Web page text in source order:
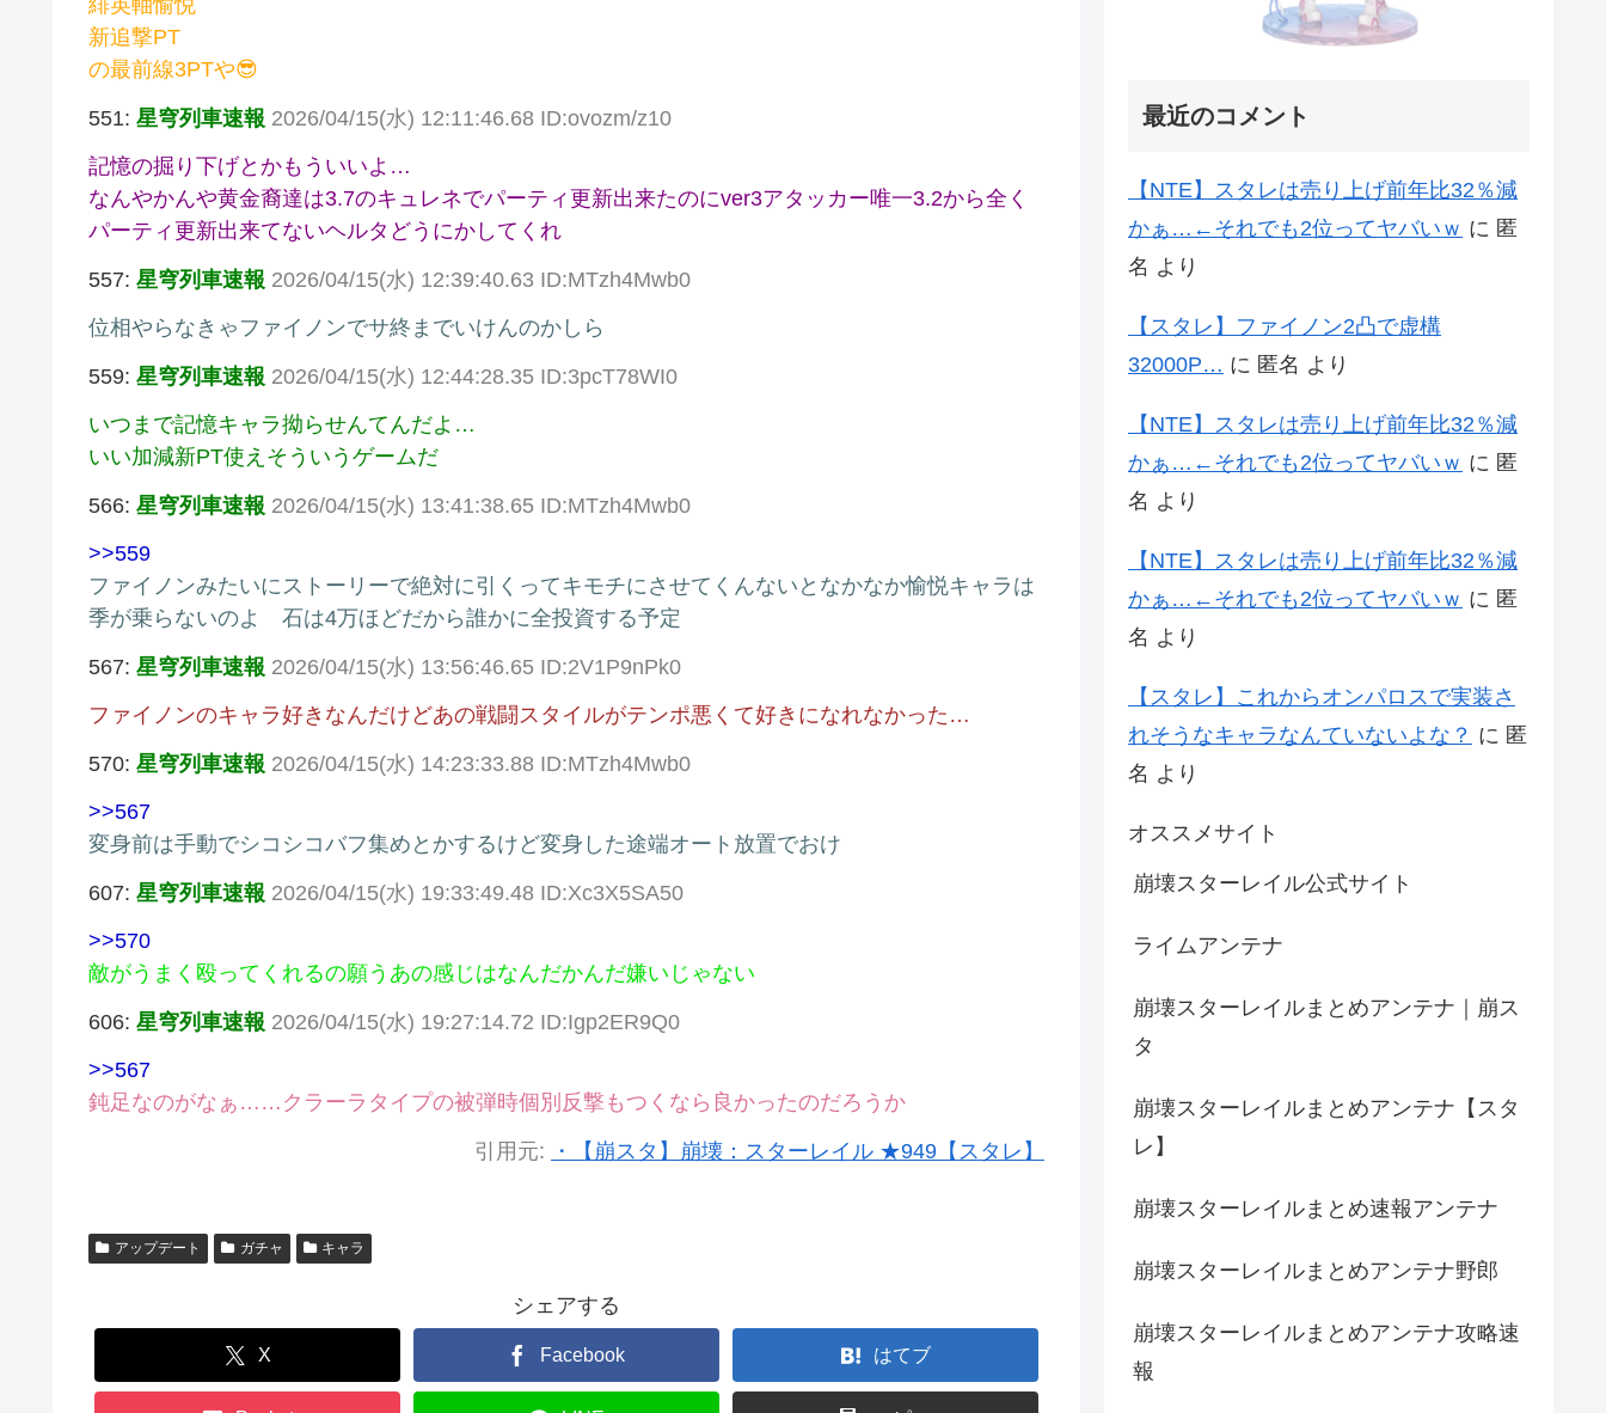
緋英軸愉悦
新追撃PT
の最前線3PTや😎
551: 星穹列車速報 2026/04/15(水) 12:11:46.68 ID:ovozm/z10
記憶の掘り下げとかもういいよ…
なんやかんや黄金裔達は3.7のキュレネでパーティ更新出来たのにver3アタッカー唯一3.2から全く
パーティ更新出来てないヘルタどうにかしてくれ
557: 星穹列車速報 2026/04/15(水) 12:39:40.63 ID:MTzh4Mwb0
位相やらなきゃファイノンでサ終までいけんのかしら
559: 星穹列車速報 2026/04/15(水) 12:44:28.35 ID:3pcT78WI0
いつまで記憶キャラ拗らせんてんだよ…
いい加減新PT使えそういうゲームだ
566: 星穹列車速報 2026/04/15(水) 13:41:38.65 ID:MTzh4Mwb0
>>559
ファイノンみたいにストーリーで絶対に引くってキモチにさせてくんないとなかなか愉悦キャラは
季が乗らないのよ 石は4万ほどだから誰かに全投資する予定
567: 星穹列車速報 2026/04/15(水) 13:56:46.65 ID:2V1P9nPk0
ファイノンのキャラ好きなんだけどあの戦闘スタイルがテンポ悪くて好きになれなかった…
570: 星穹列車速報 2026/04/15(水) 14:23:33.88 ID:MTzh4Mwb0
>>567
変身前は手動でシコシコバフ集めとかするけど変身した途端オート放置でおけ
607: 星穹列車速報 2026/04/15(水) 19:33:49.48 ID:Xc3X5SA50
>>570
敵がうまく殴ってくれるの願うあの感じはなんだかんだ嫌いじゃない
606: 星穹列車速報 2026/04/15(水) 19:27:14.72 ID:Igp2ER9Q0
>>567
鈍足なのがなぁ……クラーラタイプの被弾時個別反撃もつくなら良かったのだろうか
引用元: ・【崩スタ】崩壊：スターレイル ★949【スタレ】
アップデート ガチャ キャラ
シェアする
X Facebook はてブ
最近のコメント
【NTE】スタレは売り上げ前年比32％減
かぁ…←それでも2位ってヤバいｗ に 匿
名 より
【スタレ】ファイノン2凸で虚構
32000P… に 匿名 より
【NTE】スタレは売り上げ前年比32％減
かぁ…←それでも2位ってヤバいｗ に 匿
名 より
【NTE】スタレは売り上げ前年比32％減
かぁ…←それでも2位ってヤバいｗ に 匿
名 より
【スタレ】これからオンパロスで実装さ
れそうなキャラなんていないよな？ に 匿
名 より
オススメサイト
崩壊スターレイル公式サイト
ライムアンテナ
崩壊スターレイルまとめアンテナ｜崩ス
タ
崩壊スターレイルまとめアンテナ【スタ
レ】
崩壊スターレイルまとめ速報アンテナ
崩壊スターレイルまとめアンテナ野郎
崩壊スターレイルまとめアンテナ攻略速
報